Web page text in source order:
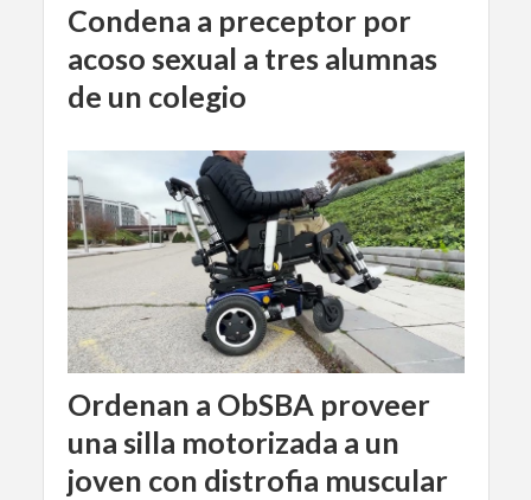
Condena a preceptor por
acoso sexual a tres alumnas
de un colegio
Ordenan a ObSBA proveer
una silla motorizada a un
joven con distrofia muscular